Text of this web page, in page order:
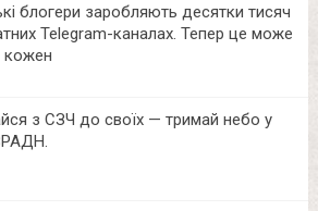
блогери заробляють десятки тисяч
Telegram-каналах. Тепер це може
кожен
з СЗЧ до своїх — тримай небо у